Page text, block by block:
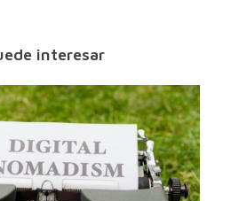
interesar